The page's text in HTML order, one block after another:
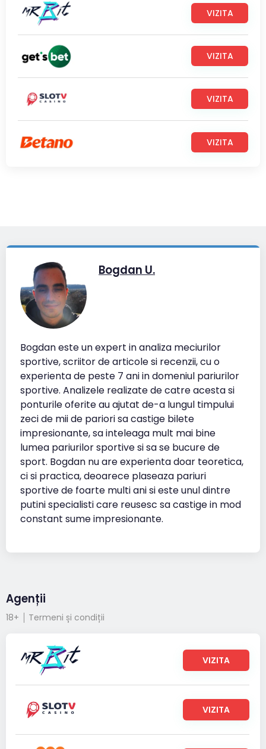
VIZITA
VIZITA
VIZITA
VIZITA
Bogdan U.
Bogdan este un expert in analiza meciurilor
sportive, scriitor de articole si recenzii, cu o
experienta de peste 7 ani in domeniul pariurilor
sportive. Analizele realizate de catre acesta si
ponturile oferite au ajutat de-a lungul timpului
zeci de mii de pariori sa castige bilete
impresionante, sa inteleaga mult mai bine
lumea pariurilor sportive si sa se bucure de
sport. Bogdan nu are experienta doar teoretica,
ci si practica, deoarece plaseaza pariuri
sportive de foarte multi ani si este unul dintre
putini specialisti care reusesc sa castige in mod
constant sume impresionante.
Agenții
18+ Termeni și condiții
VIZITA
VIZITA